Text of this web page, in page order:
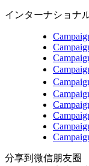
インターナショナ
分享到微信朋友圈